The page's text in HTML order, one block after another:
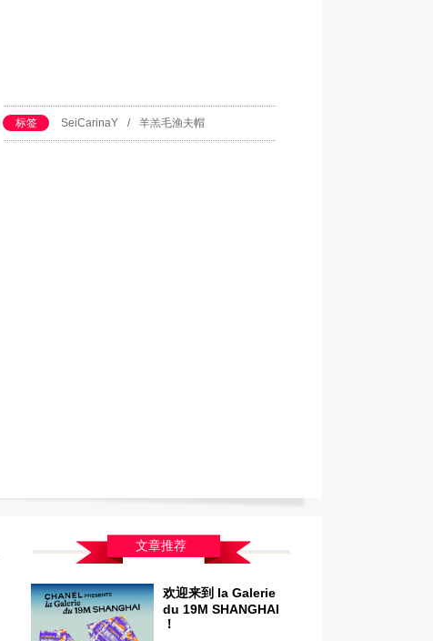
标签 SeiCarinaY / 羊羔毛渔夫帽
文章推荐
欢迎来到 la Galerie
du 19M SHANGHAI
！